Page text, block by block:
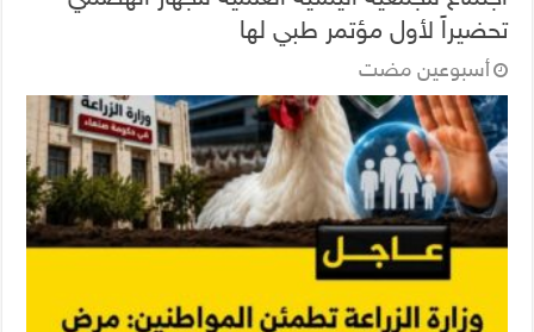
تحضيراً لأول مؤتمر طبي لها
‏أسبوعين مضت